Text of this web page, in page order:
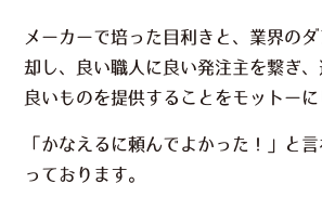
メーカーで培った目利きと、業界の
却し、良い職人に良い発注主を繋ぎ
良いものを提供することをモットーに
「かなえるに頼んでよかった！」と
っております。